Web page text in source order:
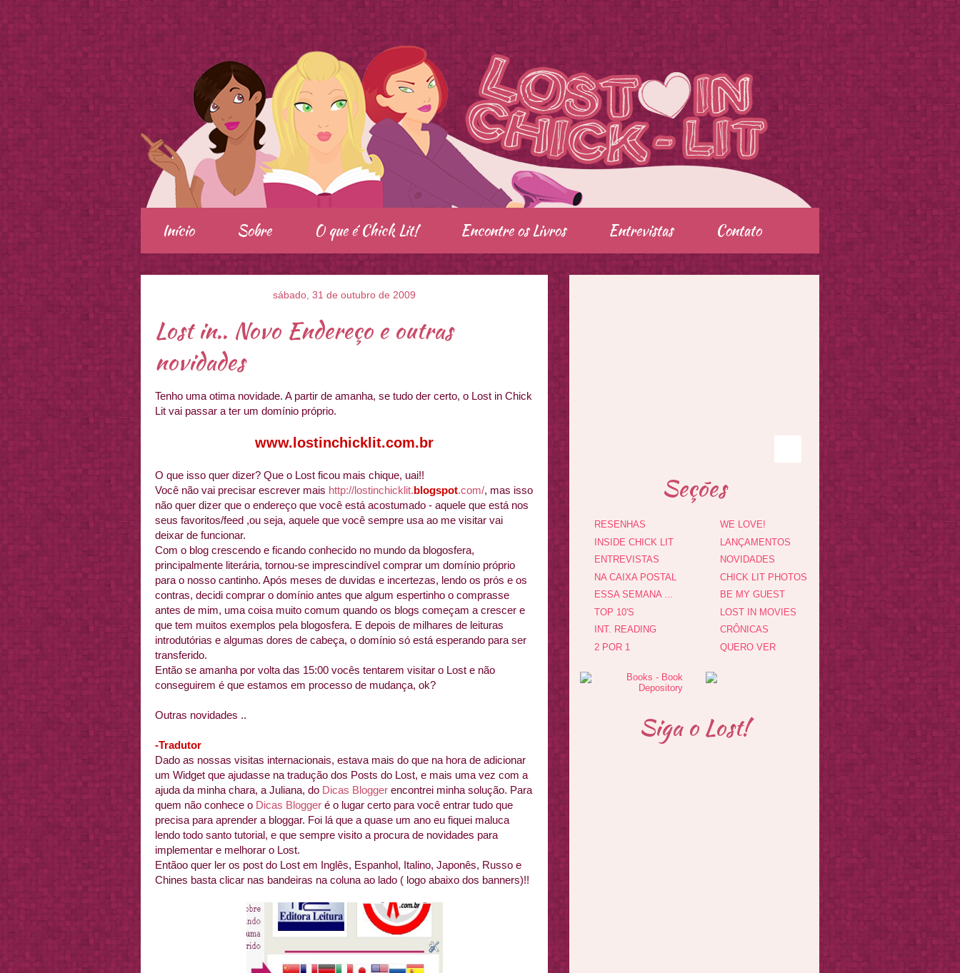
.
Início Sobre O que é Chick Lit! Encontre os Livros Entrevistas Contato
sábado, 31 de outubro de 2009
Lost in.. Novo Endereço e outras
novidades
Tenho uma otima novidade. A partir de amanha, se tudo der certo, o Lost in Chick
Lit vai passar a ter um domínio próprio.
www.lostinchicklit.com.br
O que isso quer dizer? Que o Lost ficou mais chique, uai!!
Você não vai precisar escrever mais http://lostinchicklit.blogspot.com/, mas isso
não quer dizer que o endereço que você está acostumado - aquele que está nos
seus favoritos/feed ,ou seja, aquele que você sempre usa ao me visitar vai
deixar de funcionar.
Com o blog crescendo e ficando conhecido no mundo da blogosfera,
principalmente literária, tornou-se imprescindível comprar um domínio próprio
para o nosso cantinho. Após meses de duvidas e incertezas, lendo os prós e os
contras, decidi comprar o domínio antes que algum espertinho o comprasse
antes de mim, uma coisa muito comum quando os blogs começam a crescer e
que tem muitos exemplos pela blogosfera. E depois de milhares de leituras
introdutórias e algumas dores de cabeça, o domínio só está esperando para ser
transferido.
Então se amanha por volta das 15:00 vocês tentarem visitar o Lost e não
conseguirem é que estamos em processo de mudança, ok?
Outras novidades ..
-Tradutor
Dado as nossas visitas internacionais, estava mais do que na hora de adicionar
um Widget que ajudasse na tradução dos Posts do Lost, e mais uma vez com a
ajuda da minha chara, a Juliana, do Dicas Blogger encontrei minha solução. Para
quem não conhece o Dicas Blogger é o lugar certo para você entrar tudo que
precisa para aprender a bloggar. Foi lá que a quase um ano eu fiquei maluca
lendo todo santo tutorial, e que sempre visito a procura de novidades para
implementar e melhorar o Lost.
Entãoo quer ler os post do Lost em Inglês, Espanhol, Italino, Japonês, Russo e
Chines basta clicar nas bandeiras na coluna ao lado ( logo abaixo dos banners)!!
Seções
RESENHAS
INSIDE CHICK LIT
ENTREVISTAS
NA CAIXA POSTAL
ESSA SEMANA ...
TOP 10'S
INT. READING
2 POR 1
WE LOVE!
LANÇAMENTOS
NOVIDADES
CHICK LIT PHOTOS
BE MY GUEST
LOST IN MOVIES
CRÔNICAS
QUERO VER
Siga o Lost!